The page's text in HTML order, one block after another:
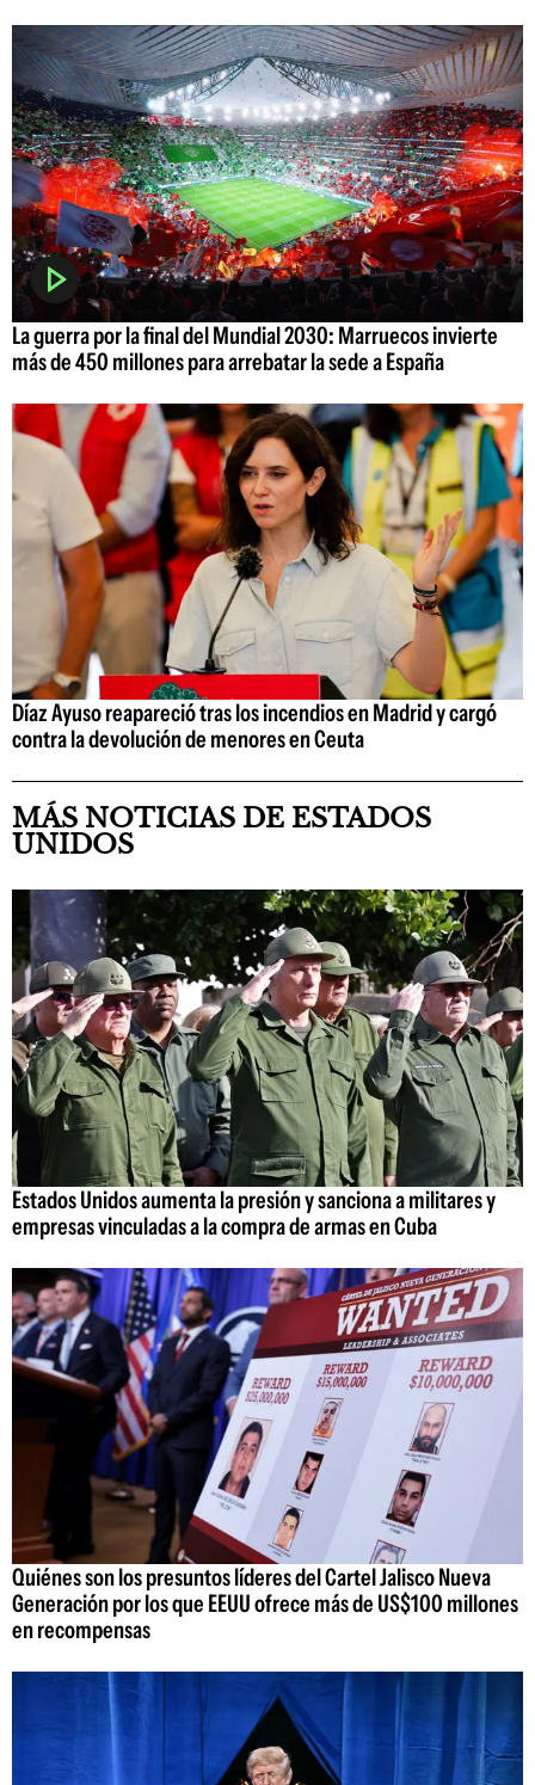
La guerra por la final del Mundial 2030: Marruecos invierte
más de 450 millones para arrebatar la sede a España
Díaz Ayuso reapareció tras los incendios en Madrid y cargó
contra la devolución de menores en Ceuta
MÁS NOTICIAS DE ESTADOS
UNIDOS
Estados Unidos aumenta la presión y sanciona a militares y
empresas vinculadas a la compra de armas en Cuba
Quiénes son los presuntos líderes del Cartel Jalisco Nueva
Generación por los que EEUU ofrece más de US$100 millones
en recompensas